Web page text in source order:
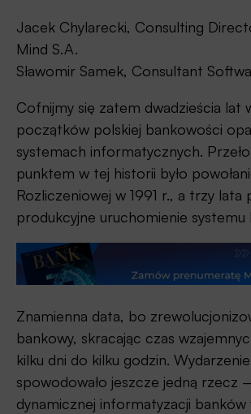
Jacek Chylarecki, Consulting
Mind S.A.
Sławomir Samek, Consultant
Cofnijmy się zatem dwadzieścia lat
początków polskiej bankowości
systemach informatycznych.
punktem w tej historii było
Rozliczeniowej w 1991 r., a trzy lata
produkcyjne uruchomienie systemu
Znamienna data, bo
bankowy, skracając czas
kilku dni do kilku godzin.
spowodowało jeszcze jedną rzecz
dynamicznej informatyzacji banków